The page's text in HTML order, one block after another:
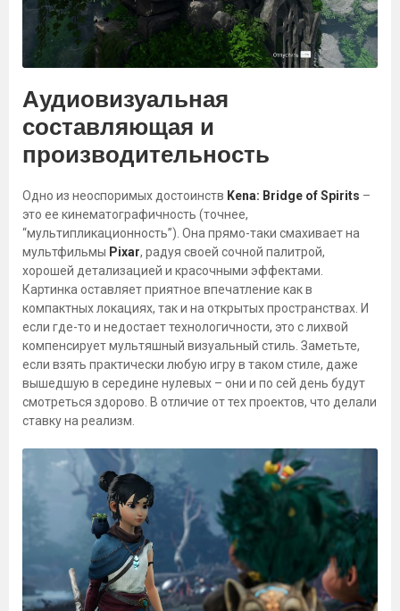
Аудиовизуальная
составляющая и
производительность
Одно из неоспоримых достоинств Kena: Bridge of Spirits –
это ее кинематографичность (точнее,
“мультипликационность”). Она прямо-таки смахивает на
мультфильмы Pixar, радуя своей сочной палитрой,
хорошей детализацией и красочными эффектами.
Картинка оставляет приятное впечатление как в
компактных локациях, так и на открытых пространствах. И
если где-то и недостает технологичности, это с лихвой
компенсирует мультяшный визуальный стиль. Заметьте,
если взять практически любую игру в таком стиле, даже
вышедшую в середине нулевых – они и по сей день будут
смотреться здорово. В отличие от тех проектов, что делали
ставку на реализм.